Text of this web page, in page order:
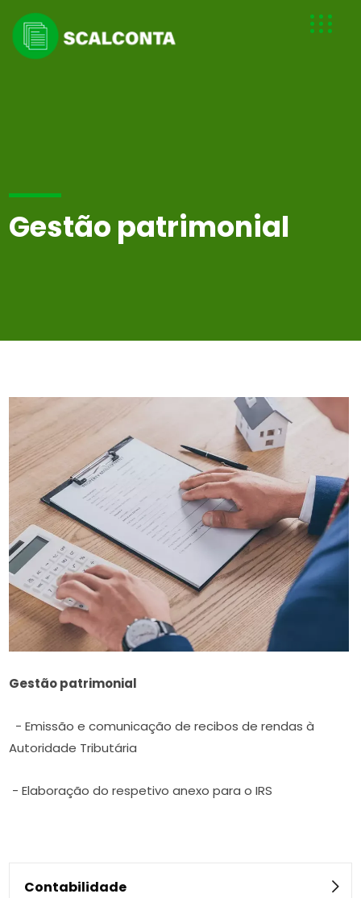
Gestão patrimonial
Gestão patrimonial
- Emissão e comunicação de recibos de rendas à
Autoridade Tributária
- Elaboração do respetivo anexo para o IRS
Contabilidade